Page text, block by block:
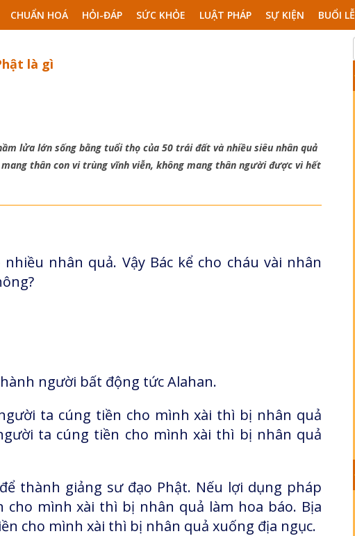
CHUẨN HOÁ HỎI-ĐÁP SỨC KHỎE LUẬT PHÁP SỰ KIỆN BUỔI LỄ
là gì
lửa lớn sống bằng tuổi thọ của 50 trái đất và nhiều siêu nhân quả
thân con vi trùng vĩnh viễn, không mang thân người được vì hết
nhân quả. Vậy Bác kể cho cháu vài nhân
người bất động tức Alahan.
ta cúng tiền cho mình xài thì bị nhân quả
ta cúng tiền cho mình xài thì bị nhân quả
thành giảng sư đạo Phật. Nếu lợi dụng pháp
mình xài thì bị nhân quả làm hoa báo. Bịa
cho mình xài thì bị nhân quả xuống địa ngục.